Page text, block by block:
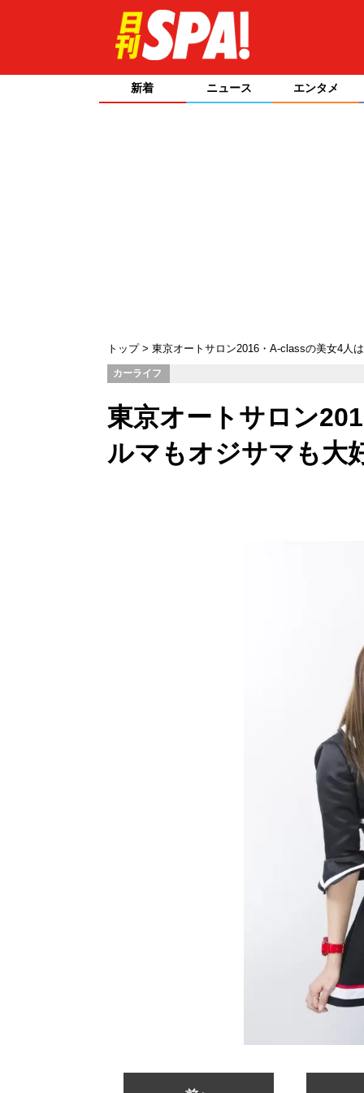
新着 ニュース エンタメ
トップ 東京オートサロン2016・A-classの美女4人
カーライフ
東京オートサロン
ルマもオジサマも大